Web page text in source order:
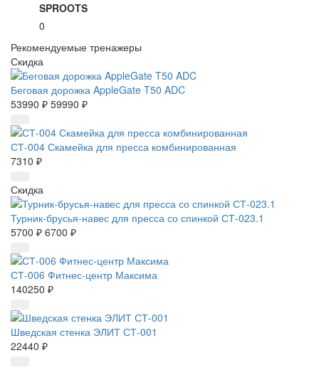
SPROOTS
0
Рекомендуемые тренажеры
Скидка
Беговая дорожка AppleGate T50 ADC
53990 ₽ 59990 ₽
СТ-004 Скамейка для пресса комбинированная
7310 ₽
Скидка
Турник-брусья-навес для пресса со спинкой СТ-023.1
5700 ₽ 6700 ₽
СТ-006 Фитнес-центр Максима
140250 ₽
Шведская стенка ЭЛИТ СТ-001
22440 ₽